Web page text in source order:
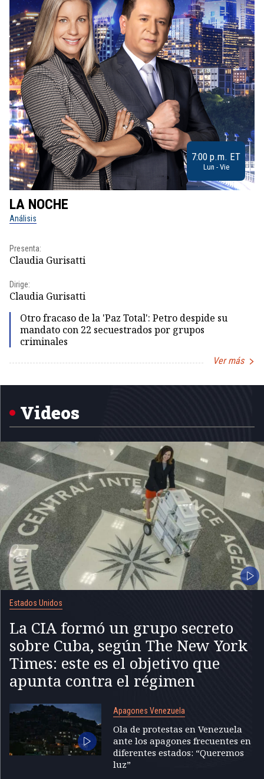
7:00 p.m. ET
Lun - Vie
LA NOCHE
Análisis
Presenta:
Claudia Gurisatti
Dirige:
Claudia Gurisatti
Otro fracaso de la 'Paz Total': Petro despide su
mandato con 22 secuestrados por grupos
criminales
Ver más
1
Videos
Estados Unidos
La CIA formó un grupo secreto
sobre Cuba, según The New York
Times: este es el objetivo que
apunta contra el régimen
Apagones Venezuela
Ola de protestas en Venezuela
ante los apagones frecuentes en
diferentes estados: “Queremos
luz”